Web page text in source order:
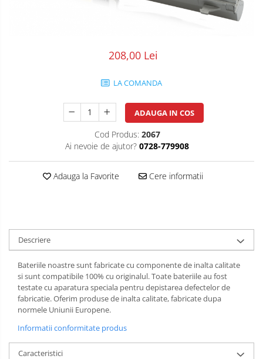
208,00 Lei
LA COMANDA
ADAUGA IN COS
Cod Produs: 2067
Ai nevoie de ajutor? 0728-779908
Adauga la Favorite Cere informatii
Descriere
Bateriile noastre sunt fabricate cu componente de inalta calitate
si sunt compatibile 100% cu originalul. Toate bateriile au fost
testate cu aparatura speciala pentru depistarea defectelor de
fabricatie. Oferim produse de inalta calitate, fabricate dupa
normele Uniunii Europene.
Informatii conformitate produs
Caracteristici